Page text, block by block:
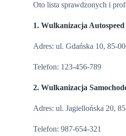
Oto lista sprawdzonych i
1. Wulkanizacja Autospeed
Adres: ul. Gdańska 10, 85-
Telefon: 123-456-789
2. Wulkanizacja
Adres: ul. Jagiellońska 20,
Telefon: 987-654-321